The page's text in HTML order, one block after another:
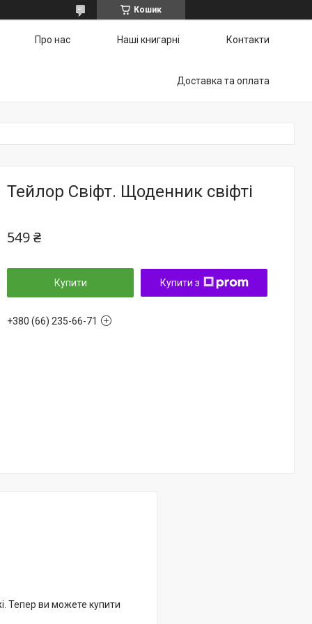
Кошик
Про нас Наші книгарні Контакти
Доставка та оплата
Тейлор Свіфт. Щоденник свіфті
549 ₴
Купити Купити з
+380 (66) 235-66-71
Тепер ви можете купити